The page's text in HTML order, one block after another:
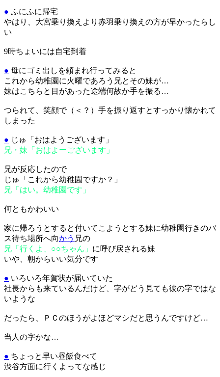
● ふにふに帰宅
やはり、大宮乗り換えより赤羽乗り換えの方が早かったらし
い
9時ちょいには自宅到着
● 母にゴミ出しを頼まれ行ってみると
これから幼稚園に火曜であろう兄とその妹が…
妹はこちらと目があった途端何故か手を振る…
つられて、笑顔で（＜？）手を振り返すとすっかり懐かれて
しまった
● じゅ「おはようございます」
兄・妹「おはよーございます」
兄が反応したので
じゅ「これから幼稚園ですか？」
兄「はい。幼稚園です」
何ともかわいい
家に帰ろうとすると付いてこようとする妹に幼稚園行きのバ
ス待ち場所へ向かう 兄の
兄「行くよ、○○ちゃん」 に呼び戻される妹
いや、朝からいい気分です
● いろいろ年賀状が届いていた
社長からも来ているんだけど、字がどう見ても彼の字ではな
いような
だったら、ＰＣのほうがよほどマシだと思うんですけど…
当人の字かな…
● ちょっと早い昼飯食べて
渋谷方面に行くよってな感じ